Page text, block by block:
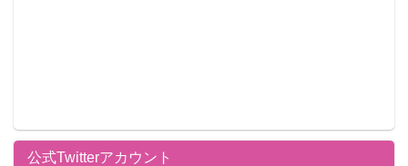
公式Twitterアカウント